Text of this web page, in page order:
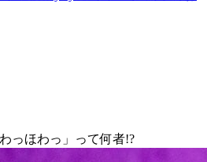
っほわっ」って何者!?